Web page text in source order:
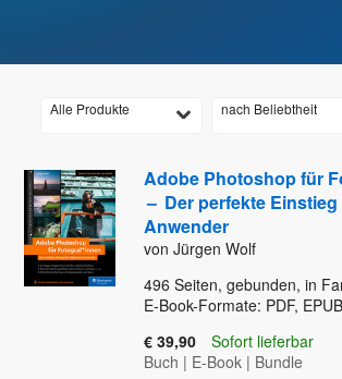
Alle Produkte nach Beliebtheit
Adobe Photoshop für
– Der perfekte
Anwender
von Jürgen Wolf
496 Seiten, gebunden, in
E-Book-Formate: PDF,
€ 39,90
Sofort lieferbar
Buch | E-Book | Bundle